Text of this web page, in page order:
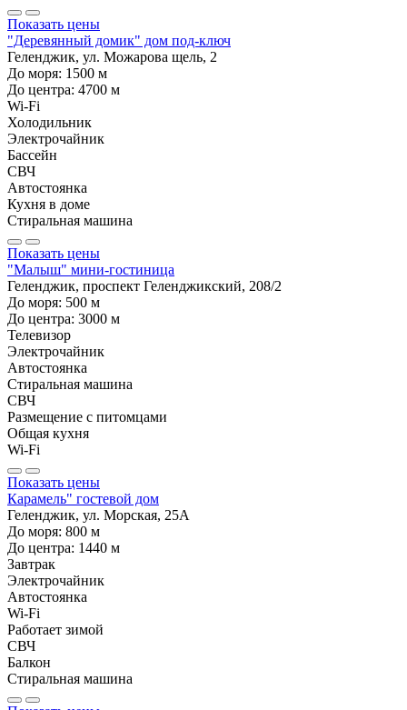
Показать цены
"Деревянный домик" дом под-ключ
Геленджик, ул. Можарова щель, 2
До моря: 1500 м
До центра: 4700 м
Wi-Fi
Холодильник
Электрочайник
Бассейн
СВЧ
Автостоянка
Кухня в доме
Стиральная машина
Показать цены
"Малыш" мини-гостиница
Геленджик, проспект Геленджикский, 208/2
До моря: 500 м
До центра: 3000 м
Телевизор
Электрочайник
Автостоянка
Стиральная машина
СВЧ
Размещение с питомцами
Общая кухня
Wi-Fi
Показать цены
Карамель" гостевой дом
Геленджик, ул. Морская, 25А
До моря: 800 м
До центра: 1440 м
Завтрак
Электрочайник
Автостоянка
Wi-Fi
Работает зимой
СВЧ
Балкон
Стиральная машина